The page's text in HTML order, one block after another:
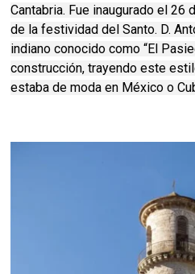
Cantabria. Fue inaugurado el 26
de la festividad del Santo. D.
indiano conocido como “El
construcción, trayendo este
estaba de moda en México o